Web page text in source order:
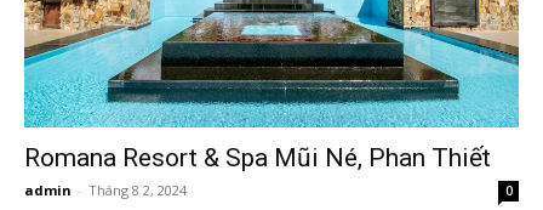
Romana Resort & Spa Mũi Né, Phan Thiết
admin - Tháng 8 2, 2024 0